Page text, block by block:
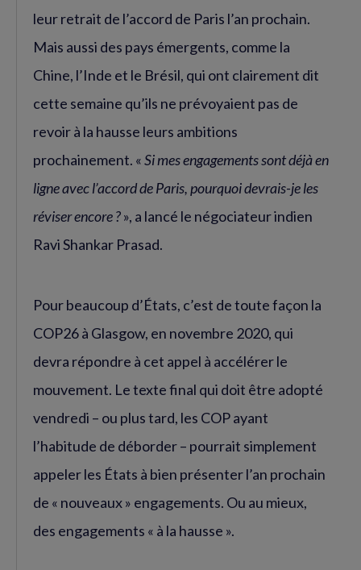
leur retrait de l’accord de Paris l’an prochain.
Mais aussi des pays émergents, comme la
Chine, l’Inde et le Brésil, qui ont clairement dit
cette semaine qu’ils ne prévoyaient pas de
revoir à la hausse leurs ambitions
prochainement. «Si mes engagements sont déjà en
ligne avec l’accord de Paris, pourquoi devrais-je les
réviser encore ?», a lancé le négociateur indien
Ravi Shankar Prasad.
Pour beaucoup d’États, c’est de toute façon la
COP26 à Glasgow, en novembre 2020, qui
devra répondre à cet appel à accélérer le
mouvement. Le texte final qui doit être adopté
vendredi – ou plus tard, les COP ayant
l’habitude de déborder – pourrait simplement
appeler les États à bien présenter l’an prochain
de « nouveaux » engagements. Ou au mieux,
des engagements « à la hausse ».